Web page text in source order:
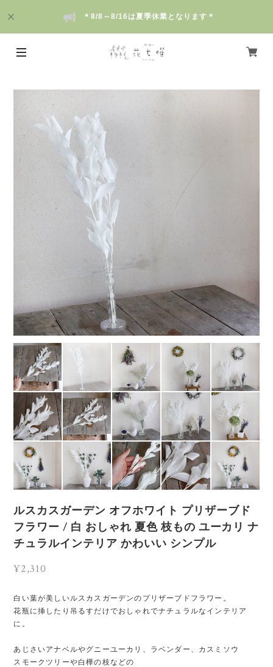
＊8/8～8/16は夏季休業となります＊
ルスカスガーデン オフホワイト プリザーブド
フラワー / 白 おしゃれ 夏色 枝もの ユーカリ ナ
チュラルインテリア かわいい シンプル
¥2,310
白い葉が美しいルスカスガーデンのプリザーブドフラワー。
花瓶に挿したり吊るすだけでおしゃれでナチュラルなインテリア
に。
あじさいアナベルやグニーユーカリ、ラベンダー、カスミソウ
スモークツリーや白樺の枝などの